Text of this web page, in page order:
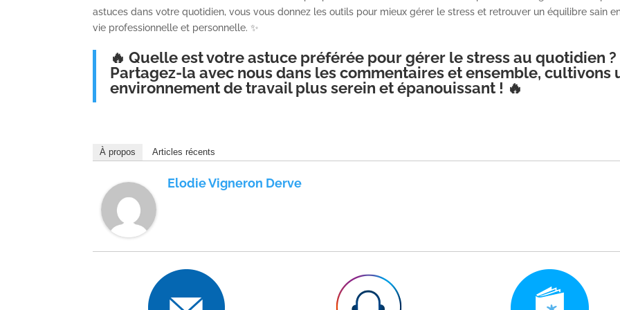
astuces dans votre quotidien, vous vous donnez les outils pour mieux gérer le stress et retrouver un équilibre sain
vie professionnelle et personnelle. ✨
🔥 Quelle est votre astuce préférée pour gérer le stress au quotidien ?
Partagez-la avec nous dans les commentaires et ensemble, cultivons
environnement de travail plus serein et épanouissant ! 🔥
À propos Articles récents
Elodie Vigneron Derve